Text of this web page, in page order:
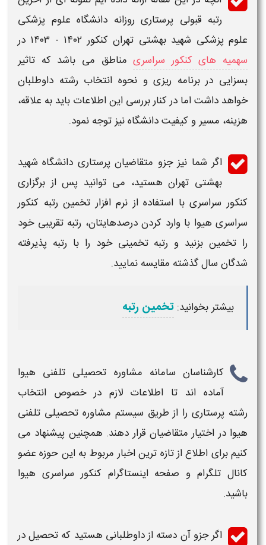
رتبه قبولیپرستاریروزانه دانشگاه علوم پزشکی
علوم پزشکیشهید بهشتی تهرانکنکور۱۴۰۲ - ۱۴۰۳
در
سهمیه های کنکور سراسریمناطق می باشد که تاثیر
بسزایی در برنامه ریزی و نحوه انتخاب رشته داوطلبان
خواهد داشت اما در کنار بررسی این اطلاعات باید به علاقه،
هزینه، مسیر و کیفیتدانشگاهنیز توجه نمود.
اگر شما نیز جزو متقاضیانپرستاریدانشگاهشهید
بهشتی تهرانهستید، می توانید پس از برگزاری
کنکور سراسری با استفاده از نرم افزار تخمینرتبه کنکور
سراسری هیوابا وارد کردن درصدهایتان،رتبهتقریبی خود
را تخمین بزنید و رتبه تخمینی خود را با رتبهپذیرفته
شدگان سال گذشته مقایسه نمایید.
بیشتر بخوانید:تخمین رتبه
کارشناسان سامانه مشاوره تحصیلی تلفنی هیوا
آماده اند تا اطلاعات لازم در خصوص انتخاب
رشتهپرستاریرا از طریق سیستم مشاوره تحصیلی تلفنی
هیوا در اختیار متقاضیان قرار دهند. همچنین پیشنهاد می
کنیم برای اطلاع از تازه ترین اخبار مربوط به این حوزه عضو
کانال تلگرام و صفحه اینستاگرام کنکور سراسری هیوا
باشید.
اگر جزو آن دسته از داوطلبانی هستید که تحصیل در